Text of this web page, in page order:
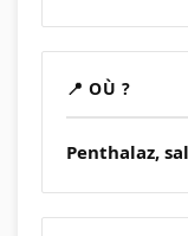
📍 OÙ ?
Penthalaz,